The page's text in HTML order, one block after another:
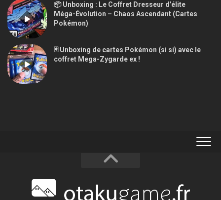
📦 Unboxing : Le Coffret Dresseur d’élite
Méga-Évolution – Chaos Ascendant (Cartes
Pokémon)
🃏 Unboxing de cartes Pokémon (si si) avec le
coffret Mega-Zygarde ex !